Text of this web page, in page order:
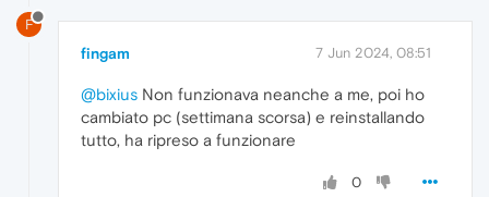
F
fingam 7 Jun 2024, 08:51
@bixius Non funzionava neanche a me, poi ho
cambiato pc (settimana scorsa) e reinstallando
tutto, ha ripreso a funzionare
0